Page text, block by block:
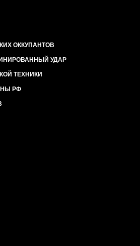
ОККУПАНТОВ
УДАР
ТЕХНИКИ
РФ